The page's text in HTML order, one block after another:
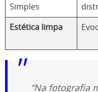
Simples
Estética limpa
“Na fotografia